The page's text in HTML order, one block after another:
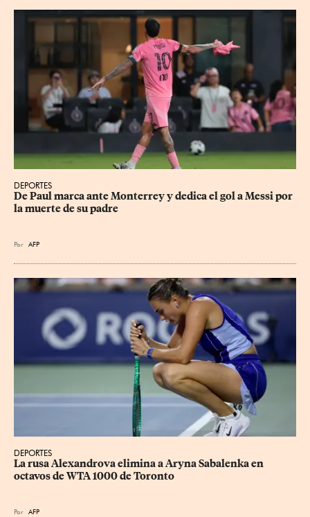
DEPORTES
De Paul marca ante Monterrey y dedica el gol a Messi por
la muerte de su padre
Por AFP
DEPORTES
La rusa Alexandrova elimina a Aryna Sabalenka en
octavos de WTA 1000 de Toronto
Por AFP